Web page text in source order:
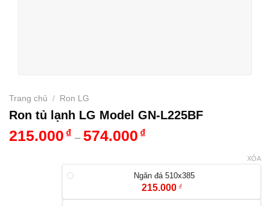
Trang chủ / Ron LG
Ron tủ lạnh LG Model GN-L225BF
215.000 ₫ – 574.000 ₫
Ngăn đá 510x385
215.000 ₫
XÓA